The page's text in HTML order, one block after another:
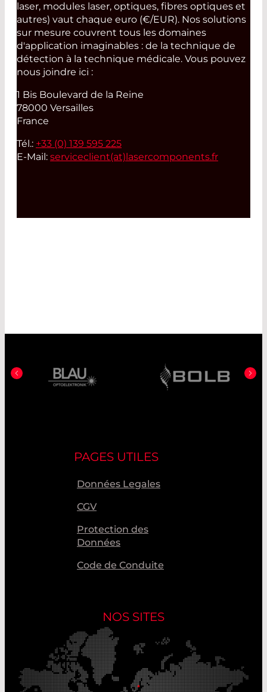
laser, modules laser, optiques, fibres optiques et
autres) vaut chaque euro (€/EUR). Nos solutions
sur mesure couvrent tous les domaines
d'application imaginables : de la technique de
détection à la technique médicale. Vous pouvez
nous joindre ici :
1 Bis Boulevard de la Reine
78000 Versailles
France
Tél.: +33 (0) 139 595 225
E-Mail: serviceclient(at)lasercomponents.fr
PAGES UTILES
Données Legales
CGV
Protection des
Données
Code de Conduite
NOS SITES